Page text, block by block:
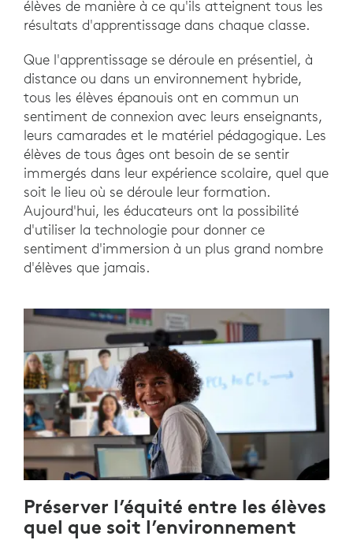
élèves de manière à ce qu'ils atteignent tous les
résultats d'apprentissage dans chaque classe.
Que l'apprentissage se déroule en présentiel, à
distance ou dans un environnement hybride,
tous les élèves épanouis ont en commun un
sentiment de connexion avec leurs enseignants,
leurs camarades et le matériel pédagogique. Les
élèves de tous âges ont besoin de se sentir
immergés dans leur expérience scolaire, quel que
soit le lieu où se déroule leur formation.
Aujourd'hui, les éducateurs ont la possibilité
d'utiliser la technologie pour donner ce
sentiment d'immersion à un plus grand nombre
d'élèves que jamais.
Préserver l’équité entre les élèves
quel que soit l’environnement